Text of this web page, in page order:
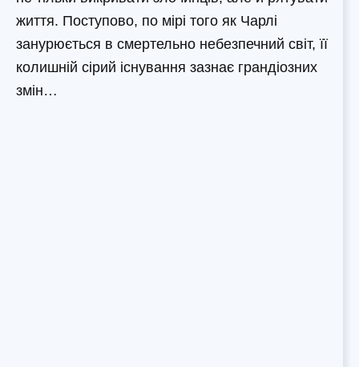
життя. Поступово, по мірі того як Чарлі
занурюється в смертельно небезпечний світ, її
колишній сірий існування зазнає грандіозних
змін…